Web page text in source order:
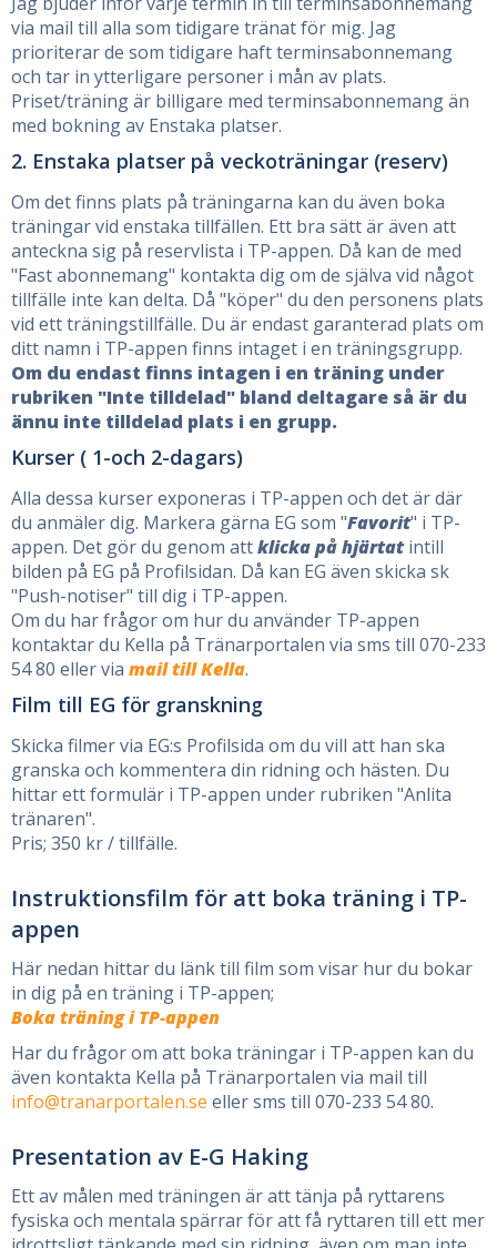
via mail till alla som tidigare tränat för mig. Jag
prioriterar de som tidigare haft terminsabonnemang
och tar in ytterligare personer i mån av plats.
Priset/träning är billigare med terminsabonnemang än
med bokning av Enstaka platser.
2. Enstaka platser på veckoträningar (reserv)
Om det finns plats på träningarna kan du även boka
träningar vid enstaka tillfällen. Ett bra sätt är även att
anteckna sig på reservlista i TP-appen. Då kan de med
"Fast abonnemang" kontakta dig om de själva vid något
tillfälle inte kan delta. Då "köper" du den personens plats
vid ett träningstillfälle. Du är endast garanterad plats om
ditt namn i TP-appen finns intaget i en träningsgrupp.
Om du endast finns intagen i en träning under
rubriken "Inte tilldelad" bland deltagare så är du
ännu inte tilldelad plats i en grupp.
Kurser ( 1-och 2-dagars)
Alla dessa kurser exponeras i TP-appen och det är där
du anmäler dig. Markera gärna EG som "Favorit" i TP-
appen. Det gör du genom attklicka på hjärtatintill
bilden på EG på Profilsidan. Då kan EG även skicka sk
"Push-notiser" till dig i TP-appen.
Om du har frågor om hur du använder TP-appen
kontaktar du Kella på Tränarportalen via sms till 070-233
54 80 eller via mail till Kella.
Film till EG för granskning
Skicka filmer via EG:s Profilsida om du vill att han ska
granska och kommentera din ridning och hästen. Du
hittar ett formulär i TP-appen under rubriken "Anlita
tränaren".
Pris; 350 kr / tillfälle.
Instruktionsfilm för att boka träning i TP-
appen
Här nedan hittar du länk till film som visar hur du bokar
in dig på en träning i TP-appen;
Boka träning i TP-appen
Har du frågor om att boka träningar i TP-appen kan du
även kontakta Kella på Tränarportalen via mail till
info@tranarportalen.se eller sms till 070-233 54 80.
Presentation av E-G Haking
Ett av målen med träningen är att tänja på ryttarens
fysiska och mentala spärrar för att få ryttaren till ett mer